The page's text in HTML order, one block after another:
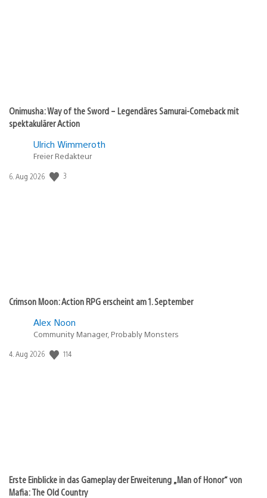
Onimusha: Way of the Sword – Legendäres Samurai-Comeback mit
spektakulärer Action
Ulrich Wimmeroth
Freier Redakteur
Veröffentlichungsdatum:
6. Aug 2026 3
Crimson Moon: Action RPG erscheint am 1. September
Alex Noon
Community Manager, Probably Monsters
Veröffentlichungsdatum:
4. Aug 2026 114
Erste Einblicke in das Gameplay der Erweiterung „Man of Honor“ von
Mafia: The Old Country